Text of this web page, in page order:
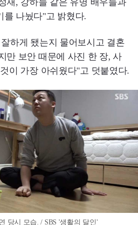
재, 강하늘 같은 유명 배우들과
를 나눴다"고 밝혔다.
하게 됐는지 물어보시고 결혼
만 보안 때문에 사진 한 장, 사
이 가장 아쉬웠다"고 덧붙였다.
당시 모습. / SBS '생활의 달인'